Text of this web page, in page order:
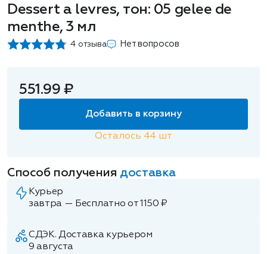
Dessert a levres, тон: 05 gelee de
menthe, 3 мл
4 отзыва Нет вопросов
551.99 ₽
Добавить в корзину
Осталось 44 шт
Способ получения доставка
Курьер
завтра — Бесплатно от 1150 ₽
СДЭК. Доставка курьером
9 августа